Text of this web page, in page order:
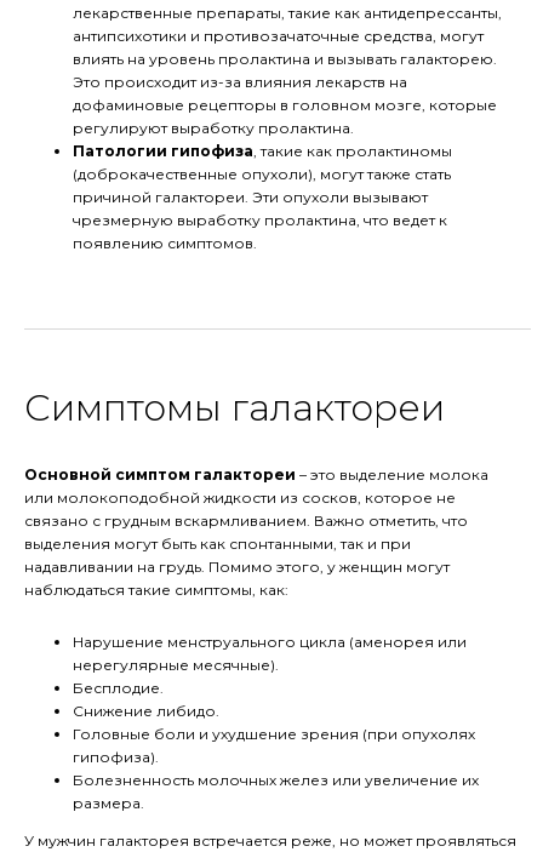
лекарственные препараты, такие как антидепрессанты,
антипсихотики и противозачаточные средства, могут
влиять на уровень пролактина и вызывать галакторею.
Это происходит из-за влияния лекарств на
дофаминовые рецепторы в головном мозге, которые
регулируют выработку пролактина.
Патологии гипофиза, такие как пролактиномы
(доброкачественные опухоли), могут также стать
причиной галактореи. Эти опухоли вызывают
чрезмерную выработку пролактина, что ведет к
появлению симптомов.
Симптомы галактореи
Основной симптом галактореи – это выделение молока
или молокоподобной жидкости из сосков, которое не
связано с грудным вскармливанием. Важно отметить, что
выделения могут быть как спонтанными, так и при
надавливании на грудь. Помимо этого, у женщин могут
наблюдаться такие симптомы, как:
Нарушение менструального цикла (аменорея или
нерегулярные месячные).
Бесплодие.
Снижение либидо.
Головные боли и ухудшение зрения (при опухолях
гипофиза).
Болезненность молочных желез или увеличение их
размера.
У мужчин галакторея встречается реже, но может проявляться